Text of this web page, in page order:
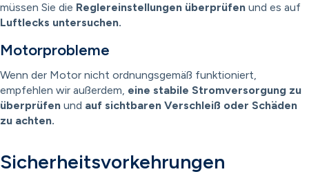
müssen Sie die Reglereinstellungen überprüfen und es auf
Luftlecks untersuchen.
Motorprobleme
Wenn der Motor nicht ordnungsgemäß funktioniert,
empfehlen wir außerdem, eine stabile Stromversorgung zu
überprüfen und auf sichtbaren Verschleiß oder Schäden
zu achten.
Sicherheitsvorkehrungen